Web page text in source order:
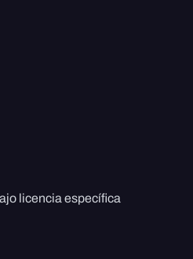
licencia específica